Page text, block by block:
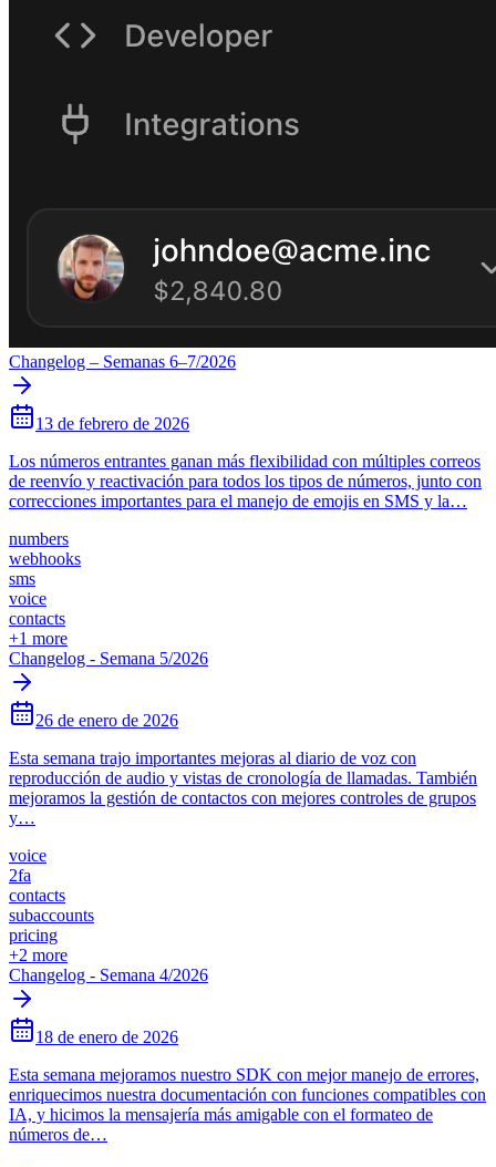
Changelog – Semanas 6–7/2026
13 de febrero de 2026
Los números entrantes ganan más flexibilidad con múltiples correos
de reenvío y reactivación para todos los tipos de números, junto con
correcciones importantes para el manejo de emojis en SMS y la…
numbers
webhooks
sms
voice
contacts
+1 more
Changelog - Semana 5/2026
26 de enero de 2026
Esta semana trajo importantes mejoras al diario de voz con
reproducción de audio y vistas de cronología de llamadas. También
mejoramos la gestión de contactos con mejores controles de grupos
y…
voice
2fa
contacts
subaccounts
pricing
+2 more
Changelog - Semana 4/2026
18 de enero de 2026
Esta semana mejoramos nuestro SDK con mejor manejo de errores,
enriquecimos nuestra documentación con funciones compatibles con
IA, y hicimos la mensajería más amigable con el formateo de
números de…